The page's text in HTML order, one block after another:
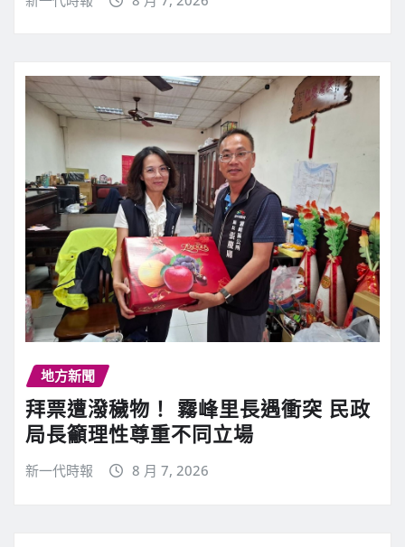
地方新聞
拜票遭潑穢物！ 霧峰里長遇衝突 民政
局長籲理性尊重不同立場
新一代時報 8 月 7, 2026